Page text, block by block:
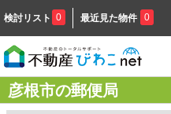
検討リスト 0 最近見た物件 0
彦根市の郵便局